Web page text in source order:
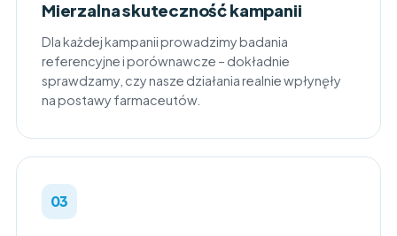
Mierzalna skuteczność kampanii
Dla każdej kampanii prowadzimy badania
referencyjne i porównawcze – dokładnie
sprawdzamy, czy nasze działania realnie wpłynęły
na postawy farmaceutów.
03